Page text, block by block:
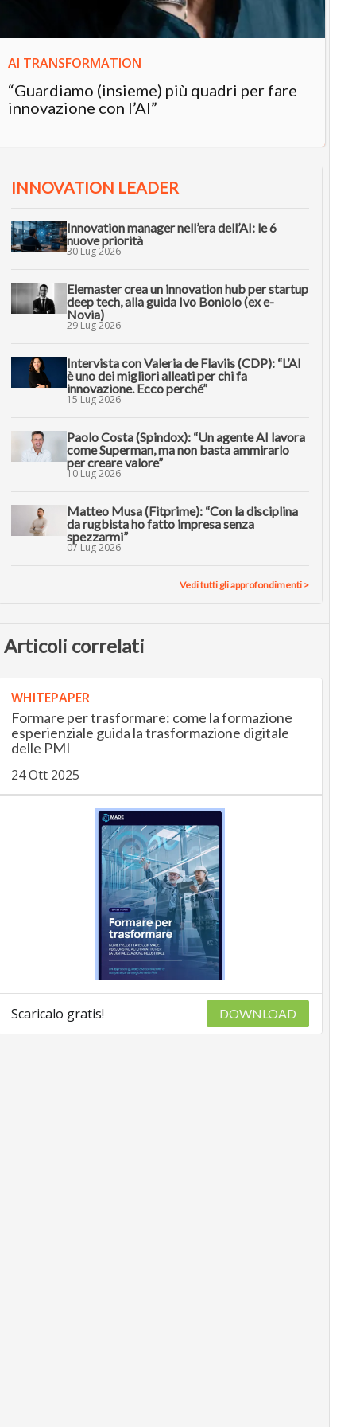
AI TRANSFORMATION
“Guardiamo (insieme) più quadri per fare
innovazione con l’AI”
INNOVATION LEADER
Innovation manager nell’era dell’AI: le 6
nuove priorità
30 Lug 2026
Elemaster crea un innovation hub per startup
deep tech, alla guida Ivo Boniolo (ex e-
Novia)
29 Lug 2026
Intervista con Valeria de Flaviis (CDP): “L’AI
è uno dei migliori alleati per chi fa
innovazione. Ecco perché”
15 Lug 2026
Paolo Costa (Spindox): “Un agente AI lavora
come Superman, ma non basta ammirarlo
per creare valore”
10 Lug 2026
Matteo Musa (Fitprime): “Con la disciplina
da rugbista ho fatto impresa senza
spezzarmi”
07 Lug 2026
Vedi tutti gli approfondimenti >
Articoli correlati
WHITEPAPER
Formare per trasformare: come la formazione
esperienziale guida la trasformazione digitale
delle PMI
24 Ott 2025
Scaricalo gratis! DOWNLOAD